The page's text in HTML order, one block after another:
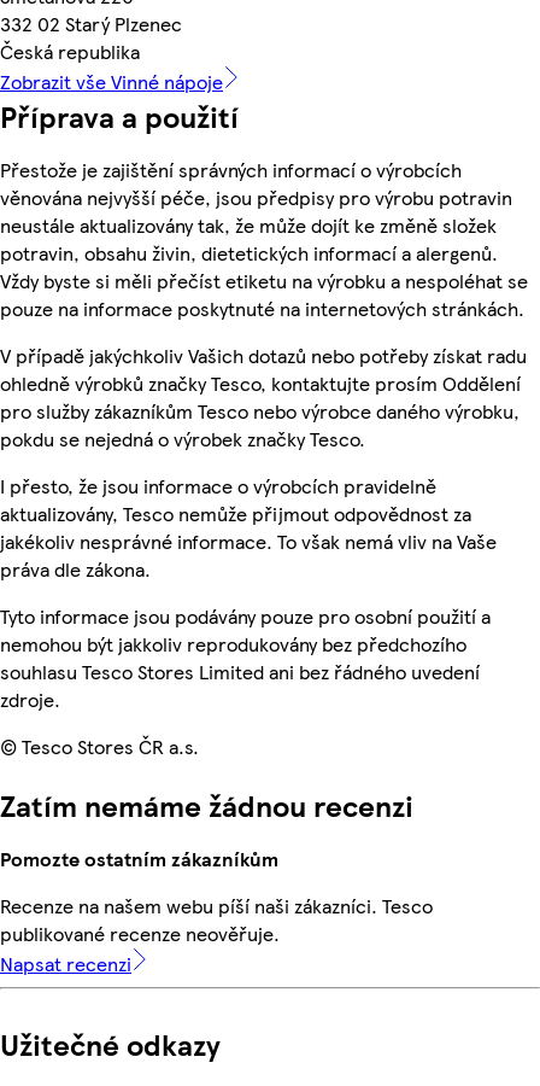
332 02 Starý Plzenec
Česká republika
Zobrazit vše Vinné nápoje
Příprava a použití
Přestože je zajištění správných informací o výrobcích
věnována nejvyšší péče, jsou předpisy pro výrobu potravin
neustále aktualizovány tak, že může dojít ke změně složek
potravin, obsahu živin, dietetických informací a alergenů.
Vždy byste si měli přečíst etiketu na výrobku a nespoléhat se
pouze na informace poskytnuté na internetových stránkách.
V případě jakýchkoliv Vašich dotazů nebo potřeby získat radu
ohledně výrobků značky Tesco, kontaktujte prosím Oddělení
pro služby zákazníkům Tesco nebo výrobce daného výrobku,
pokdu se nejedná o výrobek značky Tesco.
I přesto, že jsou informace o výrobcích pravidelně
aktualizovány, Tesco nemůže přijmout odpovědnost za
jakékoliv nesprávné informace. To však nemá vliv na Vaše
práva dle zákona.
Tyto informace jsou podávány pouze pro osobní použití a
nemohou být jakkoliv reprodukovány bez předchozího
souhlasu Tesco Stores Limited ani bez řádného uvedení
zdroje.
© Tesco Stores ČR a.s.
Zatím nemáme žádnou recenzi
Pomozte ostatním zákazníkům
Recenze na našem webu píší naši zákazníci. Tesco
publikované recenze neověřuje.
Napsat recenzi
Užitečné odkazy